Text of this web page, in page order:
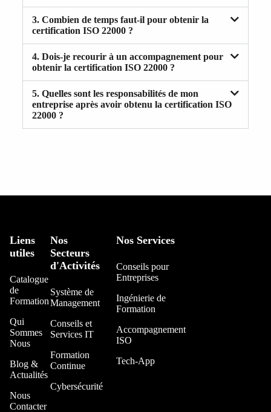
3. Combien de temps faut-il pour obtenir la
certification ISO 22000 ?
4. Dois-je recourir à un accompagnement pour
obtenir la certification ISO 22000 ?
5. Quelles sont les responsabilités de mon
entreprise après avoir obtenu la certification ISO
22000 ?
Liens
utiles
Catalogue
de
Formation
Qui
Sommes
Nous
Blog &
Actualités
Nous
Contacter
Nos
Secteurs
d'Activités
Système de
Management
Conseils et
Services IT
Formation
Continue
Cybersécurité
Nos Services
Conseils pour
Entreprises
Ingénierie de
Formation
Accompagnement
ISO
Tech-App